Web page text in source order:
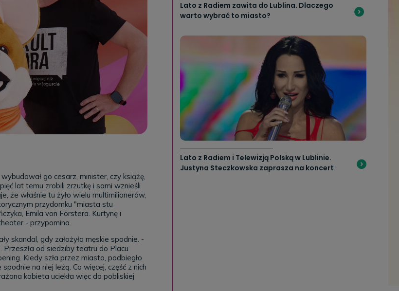
go cesarz, minister, czy książę,
lat temu zrobili zrzutkę i sami wznieśli
że właśnie tu żyło wielu multimilionerów,
przydomku "miasta stu
Emila von Förstera. Kurtynę i
- przypomina.
skandal, gdy założyła męskie spodnie. -
od siedziby teatru do Placu
Kiedy szła przez miasto, podbiegło
na niej leżą. Co więcej, część z nich
kobieta uciekła więc do pobliskiej
Lato z Radiem zawita do Lublina. Dlaczego
warto wybrać to miasto?
Lato z Radiem i Telewizją Polską w Lublinie.
Justyna Steczkowska zaprasza na koncert